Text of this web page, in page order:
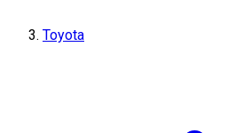
Toyota